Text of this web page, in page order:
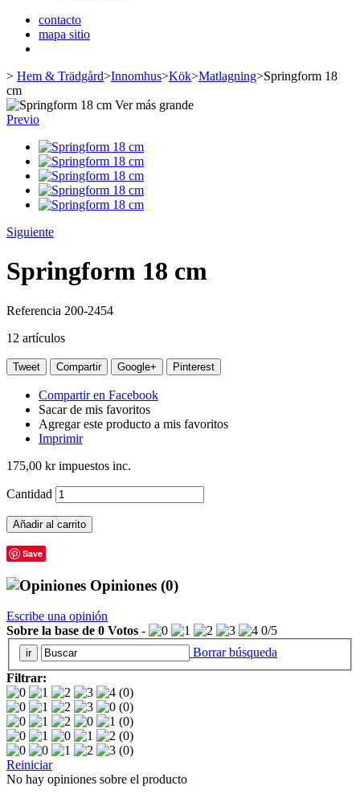
contacto
mapa sitio
> Hem & Trädgård>Innomhus>Kök>Matlagning>Springform 18
cm
Ver más grande
Previo
Siguiente
Springform 18 cm
Referencia 200-2454
12 artículos
Tweet Compartir Google+ Pinterest
Compartir en Facebook
Sacar de mis favoritos
Agregar este producto a mis favoritos
Imprimir
175,00 krimpuestos inc.
Cantidad
Añadir al carrito
Save
Opiniones (0)
Escribe una opinión
Sobre la base de 0 Votos - 0/5
Borrar búsqueda
Filtrar:
(0)
(0)
(0)
(0)
(0)
Reiniciar
No hay opiniones sobre el producto